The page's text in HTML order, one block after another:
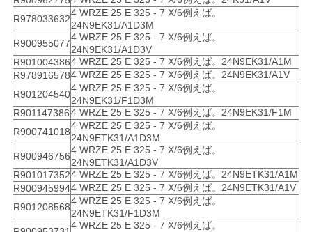
R978033632
4 WRZE 25 E 325 - 7 X/6例えば。
24N9EK31/A1D3M
R900955077
4 WRZE 25 E 325 - 7 X/6例えば。
24N9EK31/A1D3V
R9010043864 WRZE 25 E 325 - 7 X/6例えば。24N9EK31/A1M
R9789165784 WRZE 25 E 325 - 7 X/6例えば。24N9EK31/A1V
R901204540
4 WRZE 25 E 325 - 7 X/6例えば。
24N9EK31/F1D3M
R9011473864 WRZE 25 E 325 - 7 X/6例えば。24N9EK31/F1M
R900741018
4 WRZE 25 E 325 - 7 X/6例えば。
24N9ETK31/A1D3M
R900946756
4 WRZE 25 E 325 - 7 X/6例えば。
24N9ETK31/A1D3V
R9010173524 WRZE 25 E 325 - 7 X/6例えば。24N9ETK31/A1M
R9009459944 WRZE 25 E 325 - 7 X/6例えば。24N9ETK31/A1V
R901208568
4 WRZE 25 E 325 - 7 X/6例えば。
24N9ETK31/F1D3M
4 WRZE 25 E 325 - 7 X/6例えば。